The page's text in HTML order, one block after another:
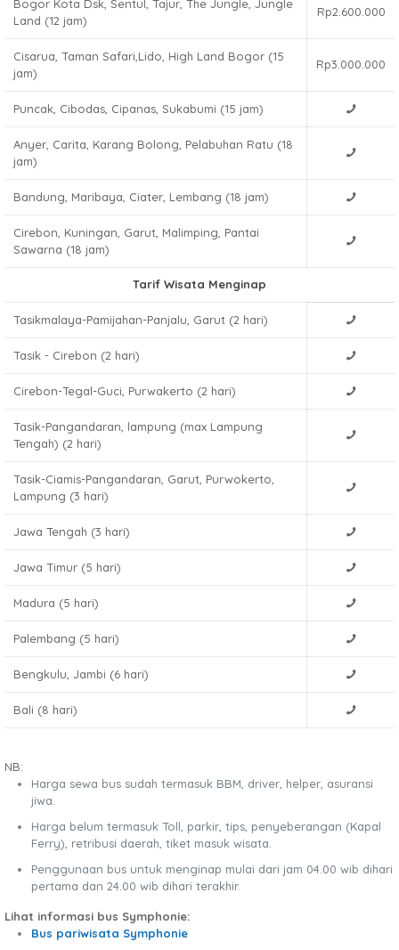
Bogor Kota Dsk, Sentul, Tajur, The Jungle, Jungle
Land (12 jam)
Rp2.600.000
Cisarua, Taman Safari,Lido, High Land Bogor (15
jam)
Rp3.000.000
Puncak, Cibodas, Cipanas, Sukabumi (15 jam)
Anyer, Carita, Karang Bolong, Pelabuhan Ratu (18
jam)
Bandung, Maribaya, Ciater, Lembang (18 jam)
Cirebon, Kuningan, Garut, Malimping, Pantai
Sawarna (18 jam)
Tarif Wisata Menginap
Tasikmalaya-Pamijahan-Panjalu, Garut (2 hari)
Tasik - Cirebon (2 hari)
Cirebon-Tegal-Guci, Purwakerto (2 hari)
Tasik-Pangandaran, lampung (max Lampung
Tengah) (2 hari)
Tasik-Ciamis-Pangandaran, Garut, Purwokerto,
Lampung (3 hari)
Jawa Tengah (3 hari)
Jawa Timur (5 hari)
Madura (5 hari)
Palembang (5 hari)
Bengkulu, Jambi (6 hari)
Bali (8 hari)
NB:
Harga sewa bus sudah termasuk BBM, driver, helper, asuransi
jiwa.
Harga belum termasuk Toll, parkir, tips, penyeberangan (Kapal
Ferry), retribusi daerah, tiket masuk wisata.
Penggunaan bus untuk menginap mulai dari jam 04.00 wib dihari
pertama dan 24.00 wib dihari terakhir.
Lihat informasi bus Symphonie:
Bus pariwisata Symphonie